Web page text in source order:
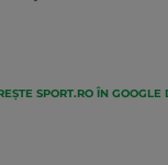
SPORT.RO ÎN GOOGLE